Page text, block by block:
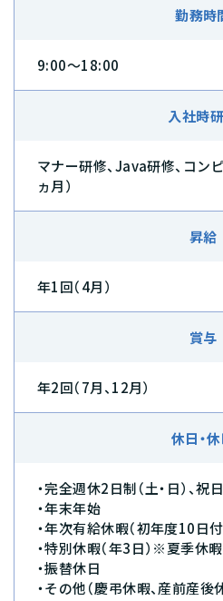
勤務時
9:00〜18:00
入社時
マナー研修、Java研修、コン
ヵ月）
昇給
年1回（4月）
賞与
年2回（7月、12月）
休日・
・完全週休2日制（土・日）、祝日
・年末年始
・年次有給休暇（初年度10日付
・特別休暇（年3日）※夏季休
・振替休日
・その他（慶弔休暇、産前産後